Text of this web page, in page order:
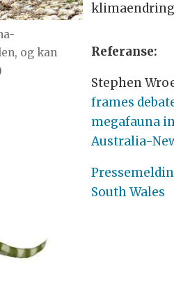
og kan
Referanse:
Stephen
frames
megafauna
Australia-
South Wales